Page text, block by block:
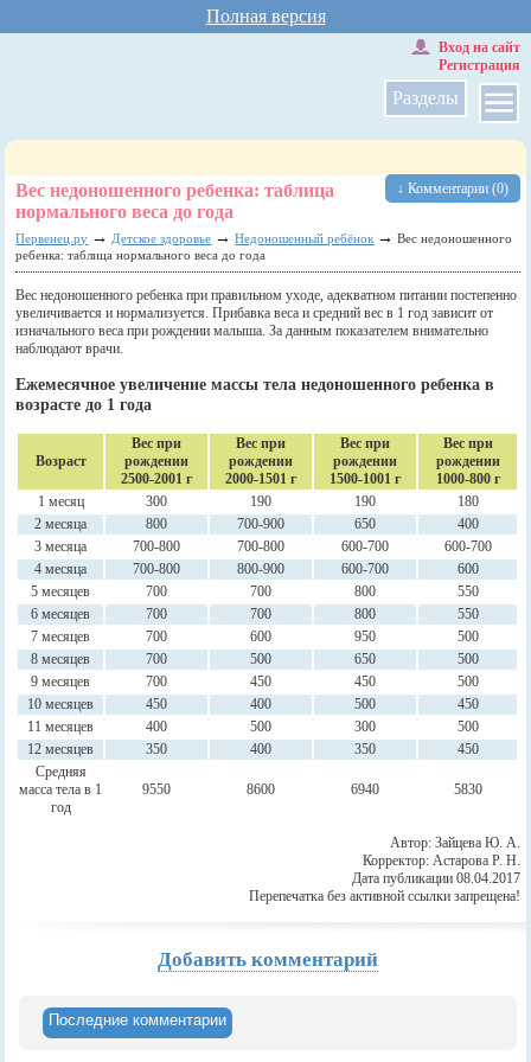
Полная версия
Разделы
Вход на сайт
Регистрация
↓ Комментарии (0)
Вес недоношенного ребенка: таблица
нормального веса до года
Первенец.ру → Детское здоровье → Недоношенный ребёнок → Вес недоношенного
ребенка: таблица нормального веса до года
Вес недоношенного ребенка при правильном уходе, адекватном питании постепенно
увеличивается и нормализуется. Прибавка веса и средний вес в 1 год зависит от
изначального веса при рождении малыша. За данным показателем внимательно
наблюдают врачи.
Ежемесячное увеличение массы тела недоношенного ребенка в
возрасте до 1 года
Возраст
Вес при
рождении
2500-2001 г
Вес при
рождении
2000-1501 г
Вес при
рождении
1500-1001 г
Вес при
рождении
1000-800 г
1 месяц
300 190 190
180
2 месяца
800 700-900 650
400
3 месяца
700-800 700-800 600-700
600-700
4 месяца
700-800 800-900 600-700
600
5 месяцев
700 700 800
550
6 месяцев
700 700 800
550
7 месяцев
700 600 950
500
8 месяцев
700 500 650
500
9 месяцев
700 450 450
500
10 месяцев
450 400 500
450
11 месяцев
400 500 300
500
12 месяцев
350 400 350
450
Средняя
масса тела в 1
год
9550 8600 6940 5830
Автор: Зайцева Ю. А.
Корректор: Астарова Р. Н.
Дата публикации 08.04.2017
Перепечатка без активной ссылки запрещена!
Добавить комментарий
Последние комментарии